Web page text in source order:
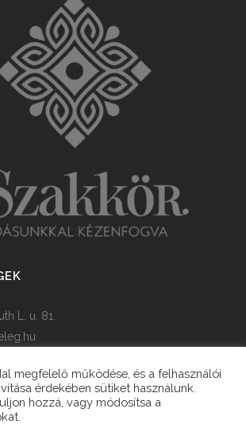
L. u. 81.
megfelelő működése, és a felhasználói
érdekében sütiket használunk.
hozzá, vagy módosítsa a